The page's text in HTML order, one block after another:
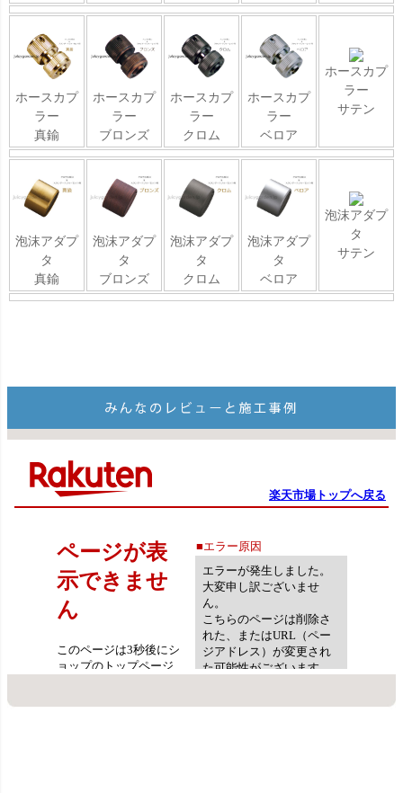
ホースカプ
ラー
真鍮
ホースカプ
ラー
ブロンズ
ホースカプ
ラー
クロム
ホースカプ
ラー
ベロア
ホースカプ
ラー
サテン
泡沫アダプ
タ
真鍮
泡沫アダプ
タ
ブロンズ
泡沫アダプ
タ
クロム
泡沫アダプ
タ
ベロア
泡沫アダプ
タ
サテン